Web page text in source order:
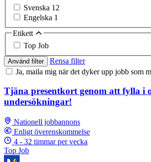
Svenska 12
Engelska 1
Etikett
Top Job
Använd filter
Rensa filter
Ja, maila mig när det dyker upp jobb som
Tjäna presentkort genom att fylla i
undersökningar!
Nationell jobbannons
Enligt överenskommelse
4 - 32 timmar per vecka
Top Job